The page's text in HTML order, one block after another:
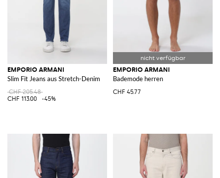
EMPORIO ARMANI
Slim Fit Jeans aus Stretch-Denim
CHF 205.48
CHF 113.00
-45%
EMPORIO ARMANI
Bademode herren
CHF 45.77